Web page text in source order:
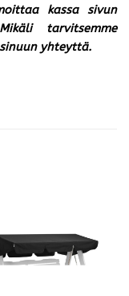
kassa sivun
tarvitsemme
yhteyttä.